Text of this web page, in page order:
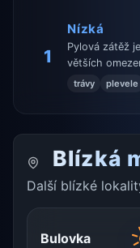
1
Nízká
Pylová zátěž
větších
trávy plevele
Blízká
Další blízké
Bulovka